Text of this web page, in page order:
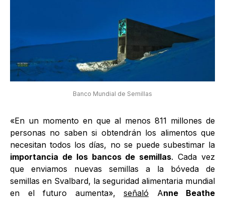
Banco Mundial de Semillas
«En un momento en que al menos 811 millones de
personas no saben si obtendrán los alimentos que
necesitan todos los días, no se puede subestimar la
importancia de los bancos de semillas. Cada vez
que enviamos nuevas semillas a la bóveda de
semillas en Svalbard, la seguridad alimentaria mundial
en el futuro aumenta», señaló Anne Beathe